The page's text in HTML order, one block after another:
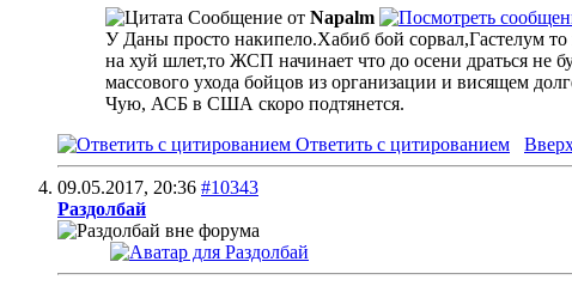
Сообщение от Napalm
У Даны просто накипело.Хабиб бой сорвал,Гастелум то
на хуй шлет,то ЖСП начинает что до осени драться не
массового ухода бойцов из организации и висящем
Чую, АСБ в США скоро подтянется.
Ответить с цитированием
09.05.2017, 20:36 #10343
Раздолбай